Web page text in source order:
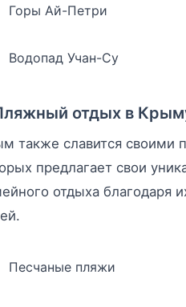
Горы Ай-Петри
Водопад Учан-Су
отдых в
также славится своими
предлагает свои
отдыха благодаря
Песчаные пляжи